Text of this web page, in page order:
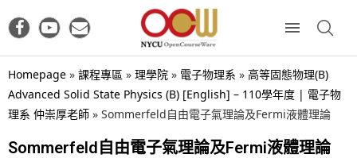
Homepage » 課程專區 » 理學院 » 電子物理系 » 高等固態物理(B)
Advanced Solid State Physics (B) [English] – 110學年度 | 電子物
理系 仲崇厚老師 » Sommerfeld自由電子氣理論及Fermi液體理論
Sommerfeld自由電子氣理論及Fermi液體理論